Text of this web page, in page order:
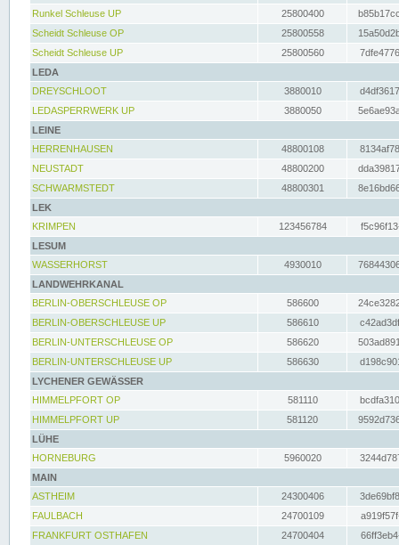
Runkel Schleuse UP
25800400
Scheidt Schleuse OP
25800558
Scheidt Schleuse UP
25800560
LEDA
DREYSCHLOOT
3880010
LEDASPERRWERK UP
3880050
LEINE
HERRENHAUSEN
48800108
NEUSTADT
48800200
SCHWARMSTEDT
48800301
LEK
KRIMPEN
123456784
LESUM
WASSERHORST
4930010
LANDWEHRKANAL
BERLIN-OBERSCHLEUSE OP
586600
BERLIN-OBERSCHLEUSE UP
586610
BERLIN-UNTERSCHLEUSE OP
586620
BERLIN-UNTERSCHLEUSE UP
586630
LYCHENER GEWÄSSER
HIMMELPFORT OP
581110
HIMMELPFORT UP
581120
LÜHE
HORNEBURG
5960020
MAIN
ASTHEIM
24300406
FAULBACH
24700109
FRANKFURT OSTHAFEN
24700404